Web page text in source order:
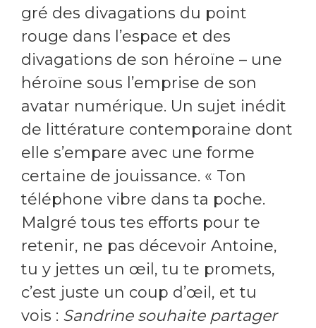
gré des divagations du point
rouge dans l’espace et des
divagations de son héroïne – une
héroïne sous l’emprise de son
avatar numérique. Un sujet inédit
de littérature contemporaine dont
elle s’empare avec une forme
certaine de jouissance. « Ton
téléphone vibre dans ta poche.
Malgré tous tes efforts pour te
retenir, ne pas décevoir Antoine,
tu y jettes un œil, tu te promets,
c’est juste un coup d’œil, et tu
vois : Sandrine souhaite partager